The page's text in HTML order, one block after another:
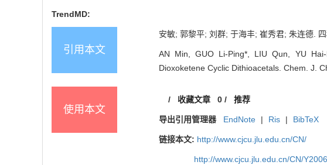
TrendMD:
引用本文
安敏; 郭黎平; 刘群; 于海丰; 崔秀君; 朱连德.
AN Min, GUO Li-Ping*, LIU Qun, YU
Dioxoketene Cyclic Dithioacetals. Chem. J.
使用本文
/ 收藏文章 0 /推荐
导出引用管理器 EndNote | Ris | BibTeX
链接本文: http://www.cjcu.jlu.edu.cn/CN/
http://www.cjcu.jlu.edu.cn/CN/